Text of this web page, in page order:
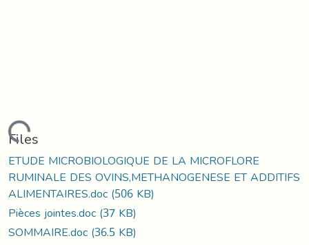
Loading...
Files
ETUDE MICROBIOLOGIQUE DE LA MICROFLORE
RUMINALE DES OVINS,METHANOGENESE ET ADDITIFS
ALIMENTAIRES.doc(506 KB)
Pièces jointes.doc(37 KB)
SOMMAIRE.doc(36.5 KB)